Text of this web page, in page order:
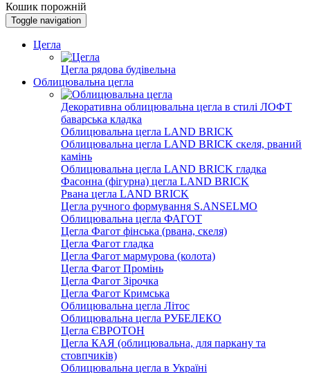
Кошик порожній
Toggle navigation
Цегла
Цегла рядова будівельна
Облицювальна цегла
Декоративна облицювальна цегла в стилі ЛОФТ
баварська кладка
Облицювальна цегла LAND BRICK
Облицювальна цегла LAND BRICK скеля, рваний
камінь
Облицювальна цегла LAND BRICK гладка
Фасонна (фігурна) цегла LAND BRICK
Рвана цегла LAND BRICK
Цегла ручного формування S.ANSELMO
Облицювальна цегла ФАГОТ
Цегла Фагот фінська (рвана, скеля)
Цегла Фагот гладка
Цегла Фагот мармурова (колота)
Цегла Фагот Промінь
Цегла Фагот Зірочка
Цегла Фагот Кримська
Облицювальна цегла Літос
Облицювальна цегла РУБЕЛЕКО
Цегла ЄВРОТОН
Цегла КАЯ (облицювальна, для паркану та
стовпчиків)
Облицювальна цегла в Україні